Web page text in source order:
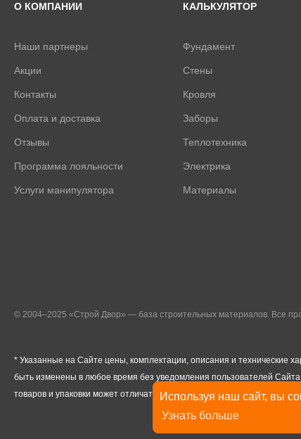
Используя наш сайт, вы
Узнать больше
О КОМПАНИИ
Наши партнеры
Акции
Контакты
Оплата и доставка
Отзывы
Программа лояльности
Услуги манипулятора
КАЛЬКУЛЯТОР
Фундамент
Стены
Кровля
Заборы
Теплотехника
Электрика
Материалы
© 2004–2025 «Строй Двор» — база строительных материалов. Все
* Указанные на Сайте цены, комплектации, описания и технические
быть изменены в любое время без уведомления пользователей
товаров и упаковки может отличаться от изображенных на Сайте.